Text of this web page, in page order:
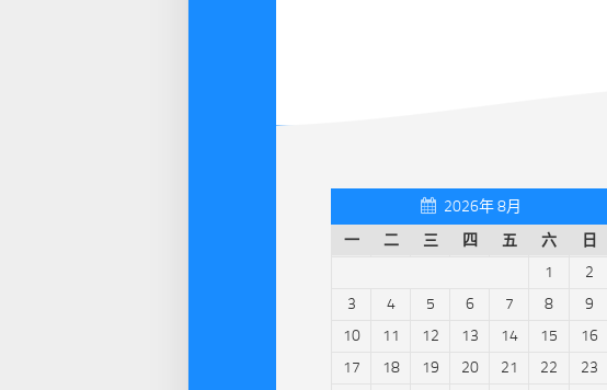
2026年 8月
一
二 三 四 五 六
日
1
2
3
4 5 6 7 8
9
10
11 12 13 14 15
16
17
18 19 20 21 22 23